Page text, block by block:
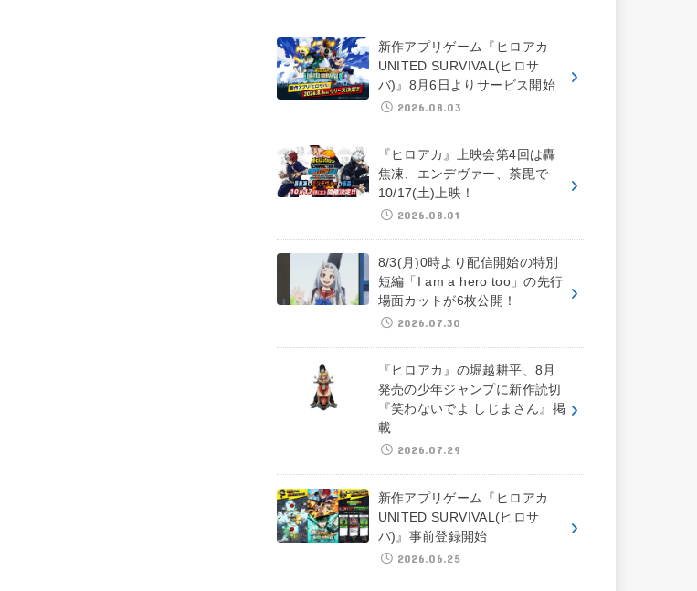
新作アプリゲーム『ヒロアカ
UNITED SURVIVAL(ヒロサ
バ)』8月6日よりサービス開始
2026.08.03
『ヒロアカ』上映会第4回は轟
焦凍、エンデヴァー、荼毘で
10/17(土)上映！
2026.08.01
8/3(月)0時より配信開始の特別
短編「I am a hero too」の先行
場面カットが6枚公開！
2026.07.30
『ヒロアカ』の堀越耕平、8月
発売の少年ジャンプに新作読切
『笑わないでよ しじまさん』掲
載
2026.07.29
新作アプリゲーム『ヒロアカ
UNITED SURVIVAL(ヒロサ
バ)』事前登録開始
2026.06.25